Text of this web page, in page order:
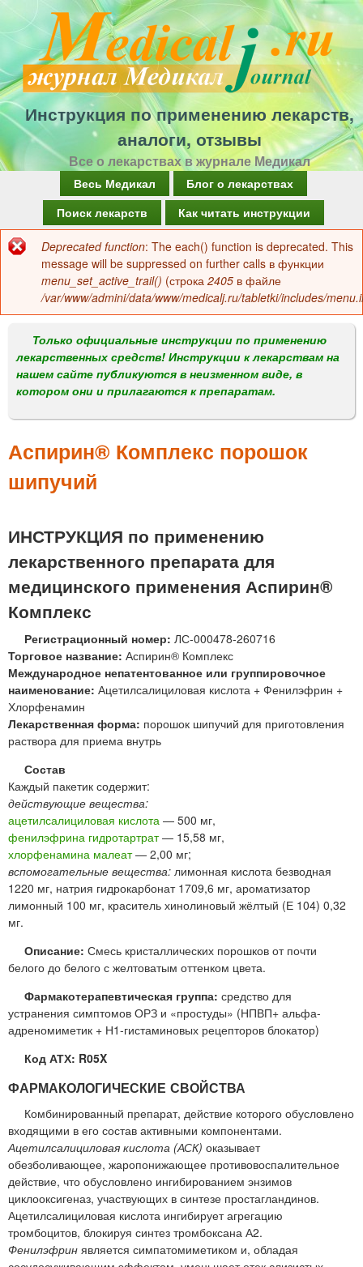
Перейти
к
основному
содержанию
Инструкция по применению лекарств,
аналоги, отзывы
Все о лекарствах в журнале Медикал
а
в
о
м
е
н
Весь Медикал
Блог о лекарствах
Поиск лекарств
Как читать инструкции
Сообщение
об
ошибке
Deprecated function: The each() function is deprecated. This
message will be suppressed on further calls в функции
menu_set_active_trail() (строка 2405 в файле
/var/www/admini/data/www/medicalj.ru/tabletki/includes/
Только официальные инструкции по применению
лекарственных средств! Инструкции к лекарствам на
нашем сайте публикуются в неизменном виде, в
котором они и прилагаются к препаратам.
Аспирин® Комплекс порошок
шипучий
ИНСТРУКЦИЯ по применению
лекарственного препарата для
медицинского применения Аспирин®
Комплекс
Регистрационный номер: ЛС-000478-260716
Торговое название: Аспирин® Комплекс
Международное непатентованное или группировочное
наименование: Ацетилсалициловая кислота + Фенилэфрин +
Хлорфенамин
Лекарственная форма: порошок шипучий для приготовления
раствора для приема внутрь
Состав
Каждый пакетик содержит:
действующие вещества:
ацетилсалициловая кислота — 500 мг,
фенилэфрина гидротартрат— 15,58 мг,
хлорфенамина малеат— 2,00 мг;
вспомогательные вещества: лимонная кислота безводная
1220 мг, натрия гидрокарбонат 1709,6 мг, ароматизатор
лимонный 100 мг, краситель хинолиновый жёлтый (Е 104) 0,32
мг.
Описание: Смесь кристаллических порошков от почти
белого до белого с желтоватым оттенком цвета.
Фармакотерапевтическая группа: средство для
устранения симптомов ОРЗ и «простуды» (НПВП+ альфа-
адреномиметик + Н1-гистаминовых рецепторов блокатор)
Код АТХ: R05X
ФАРМАКОЛОГИЧЕСКИЕ СВОЙСТВА
Комбинированный препарат, действие которого обусловлено
входящими в его состав активными компонентами.
Ацетилсалициловая кислота (АСК) оказывает
обезболивающее, жаропонижающее противовоспалительное
действие, что обусловлено ингибированием энзимов
циклооксигеназ, участвующих в синтезе простагландинов.
Ацетилсалициловая кислота ингибирует агрегацию
тромбоцитов, блокируя синтез тромбоксана А2.
Фенилэфрин является симпатомиметиком и, обладая